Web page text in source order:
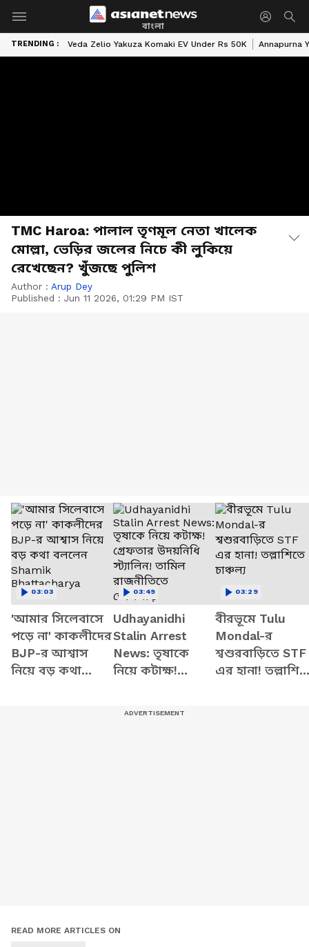
বাংলা
TRENDING : Veda Zelio Yakuza Komaki EV Under Rs 50K Annapurna
TMC Haroa: পালাল তৃণমূল নেতা খালেক
মোল্লা, ভেড়ির জলের নিচে কী লুকিয়ে
রেখেছেন? খুঁজছে পুলিশ
Author : Arup Dey
Published : Jun 11 2026, 01:29 PM IST
'আমার সিলেবাসে
পড়ে না' কাকলীদের
BJP-র আশ্বাস
নিয়ে বড় কথা
03:03
Udhayanidhi
Stalin Arrest
News: তৃষাকে
নিয়ে কটাক্ষ!
03:49
বীরভূমে Tulu
Mondal-র
শ্বশুরবাড়িতে STF
এর হানা!
03:29
READ MORE ARTICLES ON